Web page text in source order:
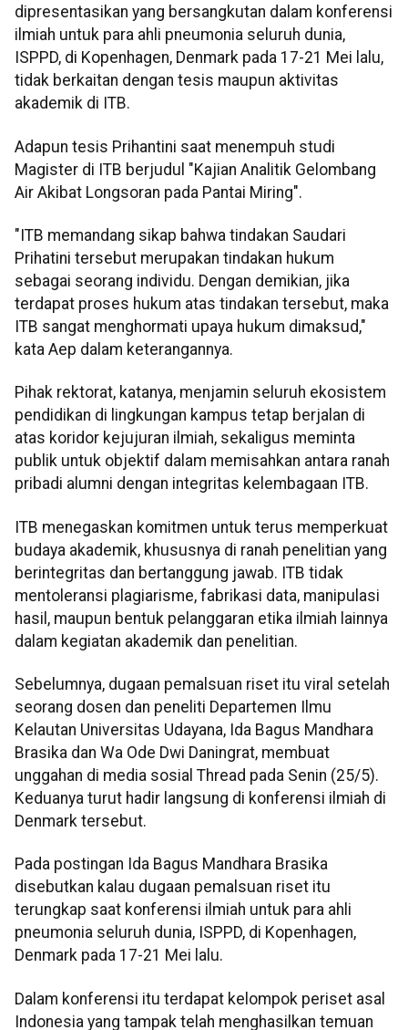
dipresentasikan yang bersangkutan dalam konferensi
ilmiah untuk para ahli pneumonia seluruh dunia,
ISPPD, di Kopenhagen, Denmark pada 17-21 Mei lalu,
tidak berkaitan dengan tesis maupun aktivitas
akademik di ITB.
Adapun tesis Prihantini saat menempuh studi
Magister di ITB berjudul "Kajian Analitik Gelombang
Air Akibat Longsoran pada Pantai Miring".
"ITB memandang sikap bahwa tindakan Saudari
Prihatini tersebut merupakan tindakan hukum
sebagai seorang individu. Dengan demikian, jika
terdapat proses hukum atas tindakan tersebut, maka
ITB sangat menghormati upaya hukum dimaksud,"
kata Aep dalam keterangannya.
Pihak rektorat, katanya, menjamin seluruh ekosistem
pendidikan di lingkungan kampus tetap berjalan di
atas koridor kejujuran ilmiah, sekaligus meminta
publik untuk objektif dalam memisahkan antara ranah
pribadi alumni dengan integritas kelembagaan ITB.
ITB menegaskan komitmen untuk terus memperkuat
budaya akademik, khususnya di ranah penelitian yang
berintegritas dan bertanggung jawab. ITB tidak
mentoleransi plagiarisme, fabrikasi data, manipulasi
hasil, maupun bentuk pelanggaran etika ilmiah lainnya
dalam kegiatan akademik dan penelitian.
Sebelumnya, dugaan pemalsuan riset itu viral setelah
seorang dosen dan peneliti Departemen Ilmu
Kelautan Universitas Udayana, Ida Bagus Mandhara
Brasika dan Wa Ode Dwi Daningrat, membuat
unggahan di media sosial Thread pada Senin (25/5).
Keduanya turut hadir langsung di konferensi ilmiah di
Denmark tersebut.
Pada postingan Ida Bagus Mandhara Brasika
disebutkan kalau dugaan pemalsuan riset itu
terungkap saat konferensi ilmiah untuk para ahli
pneumonia seluruh dunia, ISPPD, di Kopenhagen,
Denmark pada 17-21 Mei lalu.
Dalam konferensi itu terdapat kelompok periset asal
Indonesia yang tampak telah menghasilkan temuan